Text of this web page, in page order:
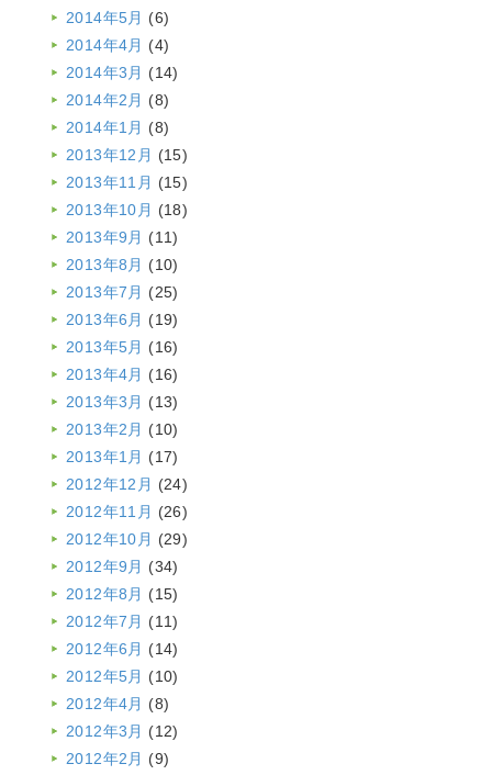
2014年5月 (6)
2014年4月 (4)
2014年3月 (14)
2014年2月 (8)
2014年1月 (8)
2013年12月 (15)
2013年11月 (15)
2013年10月 (18)
2013年9月 (11)
2013年8月 (10)
2013年7月 (25)
2013年6月 (19)
2013年5月 (16)
2013年4月 (16)
2013年3月 (13)
2013年2月 (10)
2013年1月 (17)
2012年12月 (24)
2012年11月 (26)
2012年10月 (29)
2012年9月 (34)
2012年8月 (15)
2012年7月 (11)
2012年6月 (14)
2012年5月 (10)
2012年4月 (8)
2012年3月 (12)
2012年2月 (9)